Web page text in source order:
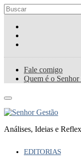
Fale comigo
Quem é o Senhor
Análises, Ideias e
EDITORIAS